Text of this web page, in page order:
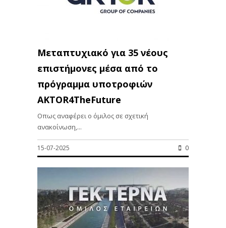
Μεταπτυχιακό για 35 νέους
επιστήμονες μέσα από το
πρόγραμμα υποτροφιών
AKTOR4TheFuture
Οπως αναφέρει ο όμιλος σε σχετική
ανακοίνωση,...
15-07-2025 0